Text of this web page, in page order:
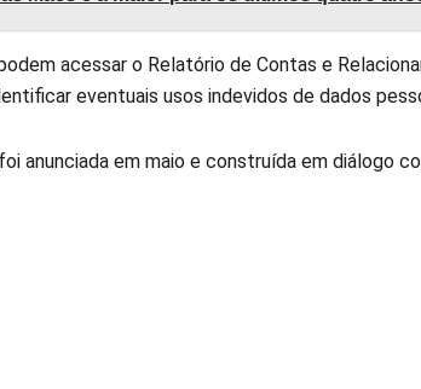
acessar o Relatório de Contas e
eventuais usos indevidos de dados
anunciada em maio e construída em diálogo